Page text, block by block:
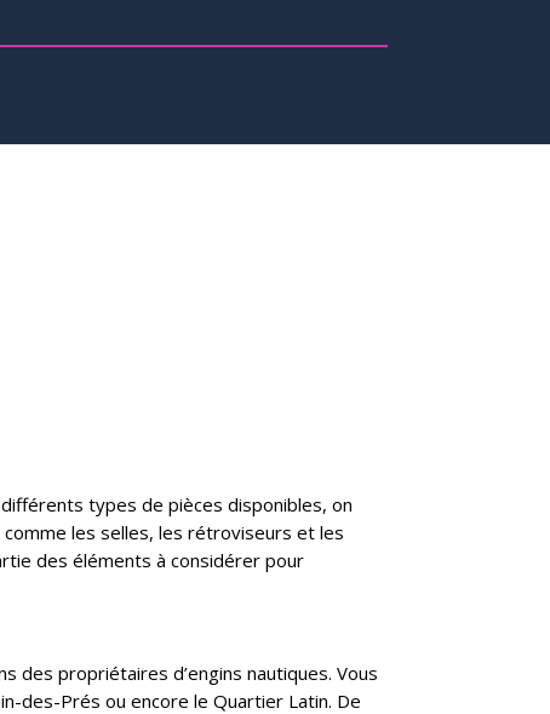
types de pièces disponibles, on
les selles, les rétroviseurs et les
des éléments à considérer pour
des propriétaires d’engins nautiques. Vous
des-Prés ou encore le Quartier Latin. De